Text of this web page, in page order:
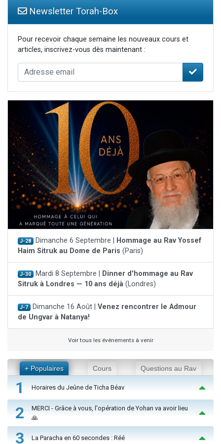
Newsletter Torah-Box
Pour recevoir chaque semaine les nouveaux cours et
articles, inscrivez-vous dès maintenant :
J-28 Dimanche 6 Septembre |
Hommage au Rav Yossef
Haim Sitruk au Dome de Paris (Paris)
J-30 Mardi 8 Septembre |
Dinner d'hommage au Rav
Sitruk à Londres — 10 ans déjà (Londres)
J-7 Dimanche 16 Août | Venez rencontrer le Admour
de Ungvar à Natanya!
Voir tous les événements à venir
+ Populaires Cours Questions au Rav
1 Horaires du Jeûne de Ticha Béav
2
MERCI - Grâce à vous, l'opération de Yohan va avoir lieu
🙏
3 La Paracha en 60 secondes : Réé